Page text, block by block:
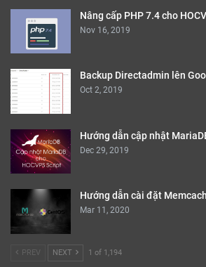
Nâng cấp PHP 7.4 cho
Nov 16, 2019
Backup Directadmin lên
Oct 2, 2019
Hướng dẫn cập nhật
Dec 29, 2019
Hướng dẫn cài đặt
Mar 11, 2020
PREV NEXT 1 of 1,194